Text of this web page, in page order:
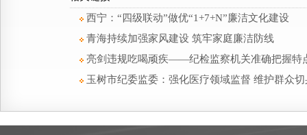
西宁：“四级联动”做优“1+7+N”廉洁文化建设
青海持续加强家风建设 筑牢家庭廉洁防线
亮剑违规吃喝顽疾——纪检监察机关准确把握特
玉树市纪委监委：强化医疗领域监督 维护群众